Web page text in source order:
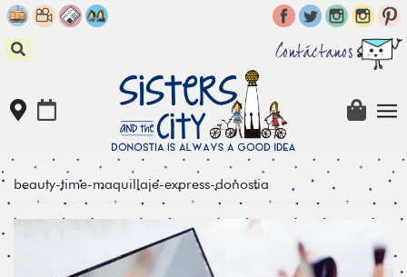
Skip
to
content
Contáctanos
beauty-time-maquillaje-express-donostia